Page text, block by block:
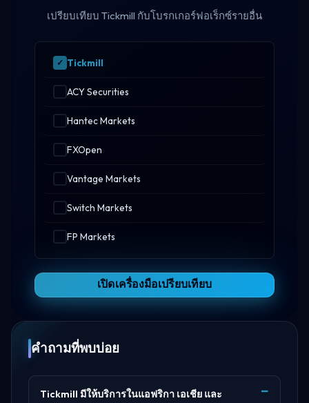
เปรียบเทียบ Tickmill กับโบรกเกอร์ฟอเร็กซ์รายอื่น
Tickmill
ACY Securities
Hantec Markets
FXOpen
Vantage Markets
Switch Markets
FP Markets
เปิดเครื่องมือเปรียบเทียบ
คำถามที่พบบ่อย
Tickmill มีให้บริการในแอฟริกา เอเชีย และ